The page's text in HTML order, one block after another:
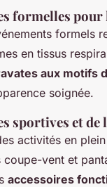
formelles pour
formels
en tissus
aux motifs
soignée.
sportives et de
activités en
coupe-vent et
accessoires